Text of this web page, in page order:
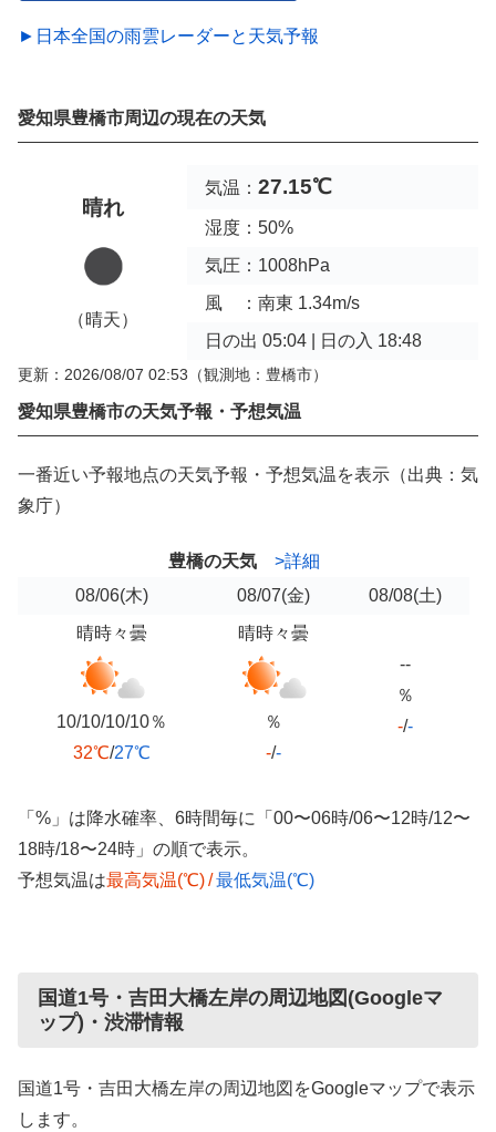
►日本全国の雨雲レーダーと天気予報
愛知県豊橋市周辺の現在の天気
晴れ
（晴天）
気温： 27.15℃
湿度：50%
気圧：1008hPa
風 ：南東 1.34m/s
日の出 05:04 | 日の入 18:48
更新：2026/08/07 02:53 （観測地：豊橋市）
愛知県豊橋市の天気予報・予想気温
一番近い予報地点の天気予報・予想気温を表示（出典：気
象庁）
豊橋の天気
>詳細
08/06(木) 08/07(金) 08/08(土)
晴時々曇
10/10/10/10％
32℃/27℃
晴時々曇
％
-/-
--
％
-/-
「%」は降水確率、6時間毎に「00〜06時/06〜12時/12〜
18時/18〜24時」の順で表示。
予想気温は最高気温(℃)/最低気温(℃)
国道1号・吉田大橋左岸の周辺地図(Googleマ
ップ)・渋滞情報
国道1号・吉田大橋左岸の周辺地図をGoogleマップで表示
します。